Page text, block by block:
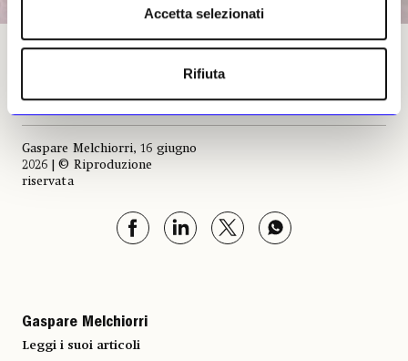
Accetta selezionati
Rifiuta
La testa di Afrodite recentemente scoperta ad Ihnasya. Foto Ministero Egiziano del
Gaspare Melchiorri, 16 giugno
2026 | © Riproduzione
riservata
Gaspare Melchiorri
Leggi i suoi articoli